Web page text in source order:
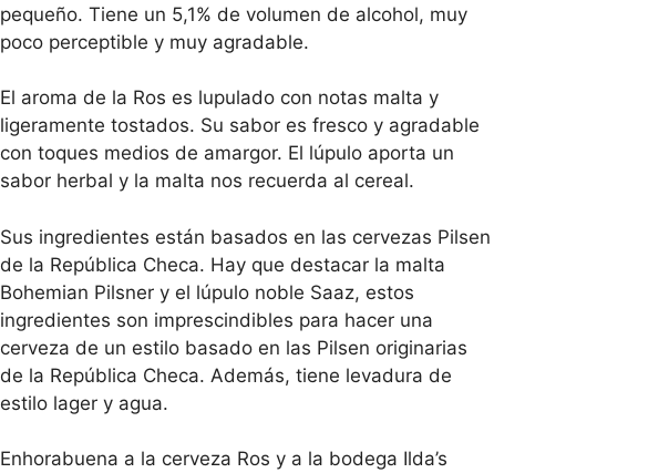
pequeño. Tiene un 5,1% de volumen de alcohol, muy
poco perceptible y muy agradable.
El aroma de la Ros es lupulado con notas malta y
ligeramente tostados. Su sabor es fresco y agradable
con toques medios de amargor. El lúpulo aporta un
sabor herbal y la malta nos recuerda al cereal.
Sus ingredientes están basados en las cervezas Pilsen
de la República Checa. Hay que destacar la malta
Bohemian Pilsner y el lúpulo noble Saaz, estos
ingredientes son imprescindibles para hacer una
cerveza de un estilo basado en las Pilsen originarias
de la República Checa. Además, tiene levadura de
estilo lager y agua.
Enhorabuena a la cerveza Ros y a la bodega Ilda’s